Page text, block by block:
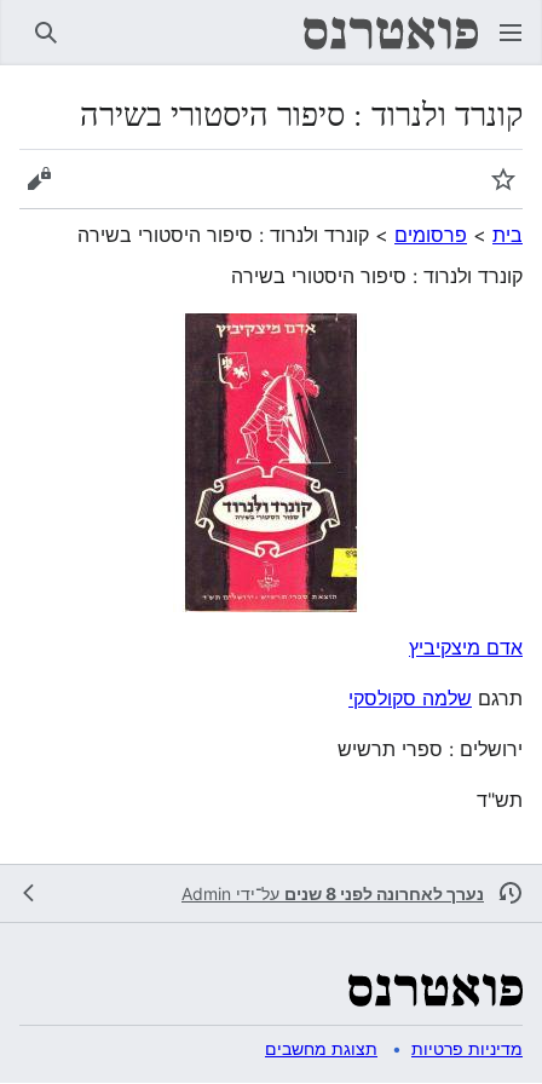
קונרד ולנרוד : סיפור היסטורי בשירה
מעקב
בית > פרסומים > קונרד ולנרוד : סיפור היסטורי בשירה
קונרד ולנרוד : סיפור היסטורי בשירה
אדם מיצקיביץ
תרגם שלמה סקולסקי
ירושלים : ספרי תרשיש
תש"ד
נערך לאחרונה לפני 8 שנים על־ידי Admin
מדיניות פרטיות תצוגת מחשבים